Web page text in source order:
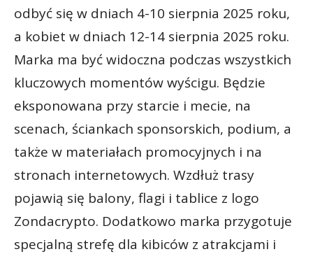
odbyć się w dniach 4-10 sierpnia 2025 roku,
a kobiet w dniach 12-14 sierpnia 2025 roku.
Marka ma być widoczna podczas wszystkich
kluczowych momentów wyścigu. Będzie
eksponowana przy starcie i mecie, na
scenach, ściankach sponsorskich, podium, a
także w materiałach promocyjnych i na
stronach internetowych. Wzdłuż trasy
pojawią się balony, flagi i tablice z logo
Zondacrypto. Dodatkowo marka przygotuje
specjalną strefę dla kibiców z atrakcjami i